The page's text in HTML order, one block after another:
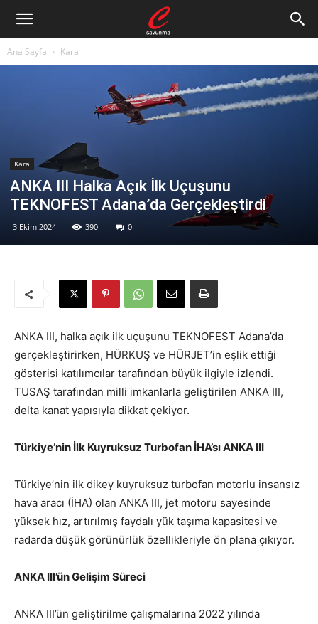
Ana Sayfa Kara
Kara
ANKA III Halka Açık İlk Uçuşunu
TEKNOFEST Adana’da Gerçekleştirdi
3 Ekim 2024 390 0
ANKA III, halka açık ilk uçuşunu TEKNOFEST Adana’da
gerçekleştirirken, HÜRKUŞ ve HÜRJET’in eşlik ettiği
gösterisi katılımcılar tarafından büyük ilgiyle izlendi.
TUSAŞ tarafından milli imkanlarla geliştirilen ANKA III,
delta kanat yapısıyla dikkat çekiyor.
Türkiye’nin İlk Kuyruksuz Turbofan İHA’sı ANKA III
Türkiye’nin ilk dikey kuyruksuz turbofan motorlu insansız
hava aracı (İHA) olan ANKA III, jet motoru sayesinde
yüksek hız, artırılmış faydalı yük taşıma kapasitesi ve
radarda düşük görünürlük özellikleriyle ön plana çıkıyor.
ANKA III’ün Gelişim Süreci
ANKA III’ün geliştirilme çalışmalarına 2022 yılında